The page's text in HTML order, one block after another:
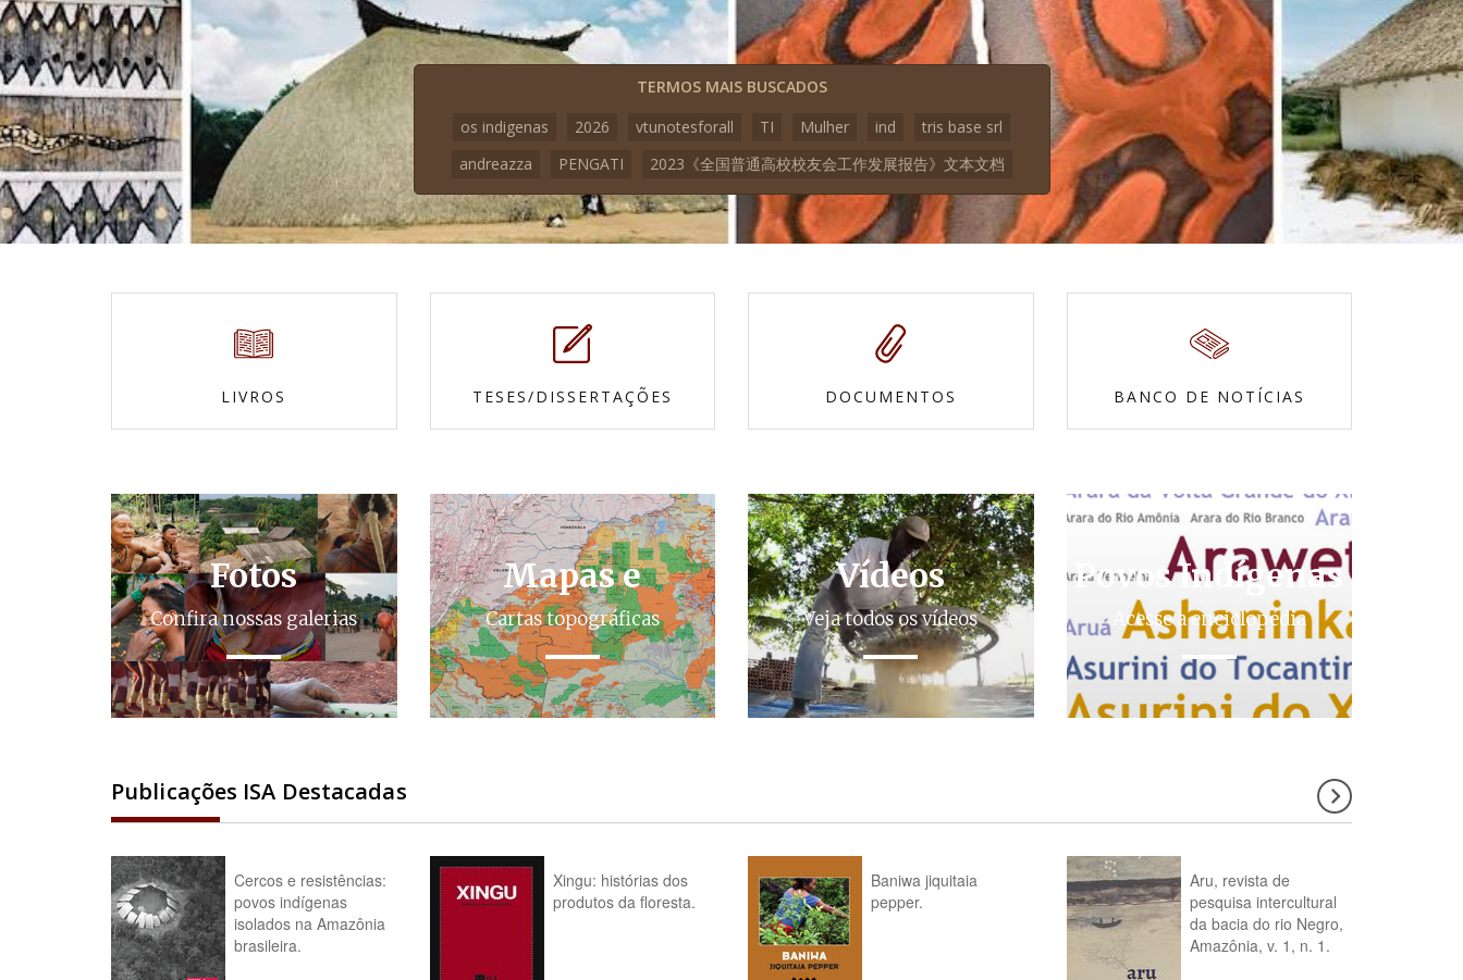
TERMOS MAIS BUSCADOS
os indigenas
2026 vtunotesforall TI Mulher ind
tris base srl
andreazza
PENGATI 2023《全国普通高校校友会工作发展报告》文本文档
LIVROS TESES/DISSERTAÇÕES DOCUMENTOS BANCO DE NOTÍCIAS
Fotos
Confira nossas galerias
Mapas e
Cartas topográficas
Vídeos
Veja todos os vídeos
Povos Indígenas
Acesse a enciclopédia
Publicações ISA Destacadas
Cercos e resistências:
povos indígenas
isolados na Amazônia
brasileira.
Xingu: histórias dos
produtos da floresta.
Baniwa jiquitaia
pepper.
Aru, revista de
pesquisa intercultural
da bacia do rio Negro,
Amazônia, v. 1, n. 1.